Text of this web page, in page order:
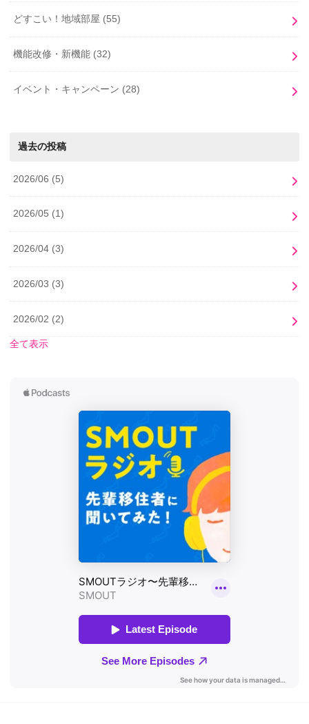
どすこい！地域部屋 (55)
機能改修・新機能 (32)
イベント・キャンペーン (28)
過去の投稿
2026/06 (5)
2026/05 (1)
2026/04 (3)
2026/03 (3)
2026/02 (2)
全て表示